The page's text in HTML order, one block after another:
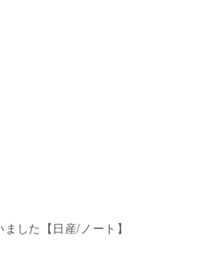
した【日産/ノート】